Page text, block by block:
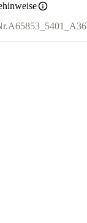
A65853_5401_A36